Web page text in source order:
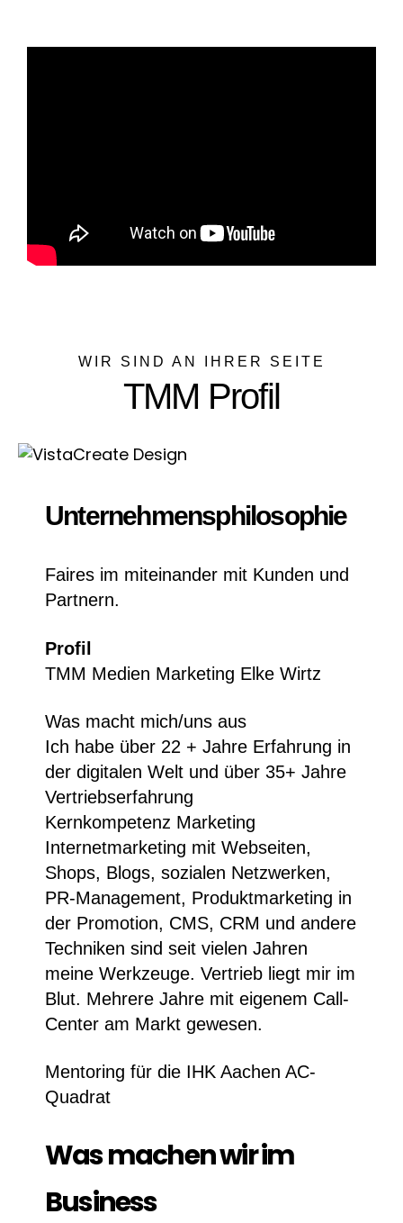
WIR SIND AN IHRER SEITE
TMM Profil
Unternehmensphilosophie
Faires im miteinander mit Kunden und
Partnern.
Profil
TMM Medien Marketing Elke Wirtz
Was macht mich/uns aus
Ich habe über 22 + Jahre Erfahrung in
der digitalen Welt und über 35+ Jahre
Vertriebserfahrung
Kernkompetenz Marketing
Internetmarketing mit Webseiten,
Shops, Blogs, sozialen Netzwerken,
PR-Management, Produktmarketing in
der Promotion, CMS, CRM und andere
Techniken sind seit vielen Jahren
meine Werkzeuge. Vertrieb liegt mir im
Blut. Mehrere Jahre mit eigenem Call-
Center am Markt gewesen.
Mentoring für die IHK Aachen AC-
Quadrat
Was machen wir im
Business